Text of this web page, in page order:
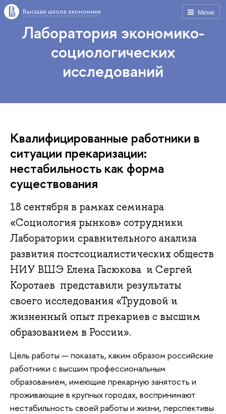
Меню
Высшая школа экономики
Лаборатория экономико-
социологических
исследований
Квалифицированные работники в
ситуации прекаризации:
нестабильность как форма
существования
18 сентября в рамках семинара
«Социология рынков» сотрудники
Лаборатории сравнительного анализа
развития постсоциалистических обществ
НИУ ВШЭ Елена Гасюкова и Сергей
Коротаев представили результаты
своего исследования «Трудовой и
жизненный опыт прекариев с высшим
образованием в России».
Цель работы — показать, каким образом российские
работники с высшим профессиональным
образованием, имеющие прекарную занятость и
проживающие в крупных городах, воспринимают
нестабильность своей работы и жизни, перспективы